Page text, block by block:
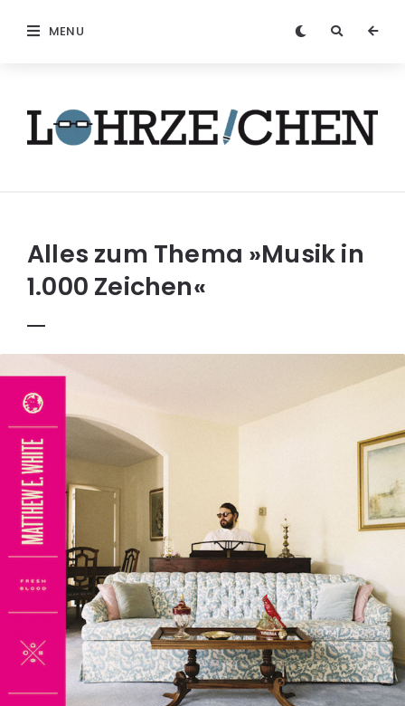
MENU
Alles zum Thema »Musik in
1.000 Zeichen«